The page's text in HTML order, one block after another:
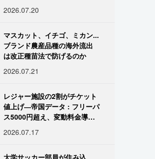
2026.07.20
マスカット、イチゴ、ミカン...
ブランド農産品種の海外流出
は改正種苗法で防げるのか
2026.07.21
レジャー施設の2割がチケット
値上げ―帝国データ : フリーパ
ス5000円超え、変動料金導入
2026.07.17
大学サッカー部員が住み込